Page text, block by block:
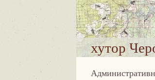
хутор
Административная